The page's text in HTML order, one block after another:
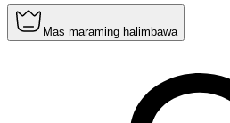
Mas maraming halimbawa